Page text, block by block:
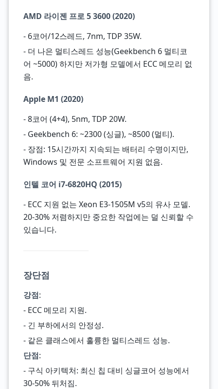
AMD 라이젠 프로 5 3600 (2020)
- 6코어/12스레드, 7nm, TDP 35W.
- 더 나은 멀티스레드 성능(Geekbench 6 멀티코
어 ~5000) 하지만 저가형 모델에서 ECC 메모리 없
음.
Apple M1 (2020)
- 8코어 (4+4), 5nm, TDP 20W.
- Geekbench 6: ~2300 (싱글), ~8500 (멀티).
- 장점: 15시간까지 지속되는 배터리 수명이지만,
Windows 및 전문 소프트웨어 지원 없음.
인텔 코어 i7-6820HQ (2015)
- ECC 지원 없는 Xeon E3-1505M v5의 유사 모델.
20-30% 저렴하지만 중요한 작업에는 덜 신뢰할 수
있습니다.
장단점
강점:
- ECC 메모리 지원.
- 긴 부하에서의 안정성.
- 같은 클래스에서 훌륭한 멀티스레드 성능.
단점:
- 구식 아키텍처: 최신 칩 대비 싱글코어 성능에서
30-50% 뒤처짐.